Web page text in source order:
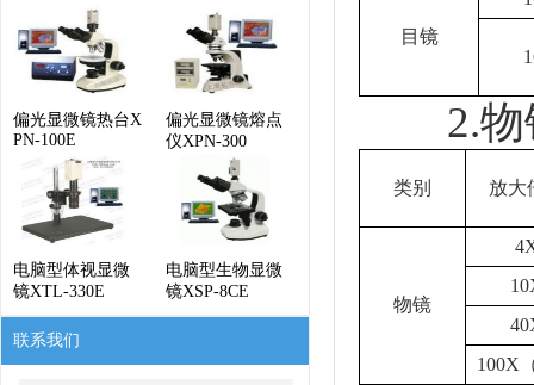
偏光显微镜热台X
PN-100E
偏光显微镜熔点
仪XPN-300
电脑型体视显微
镜XTL-330E
电脑型生物显微
镜XSP-8CE
联系我们
目镜
2.物
类别 放大
物镜
100X